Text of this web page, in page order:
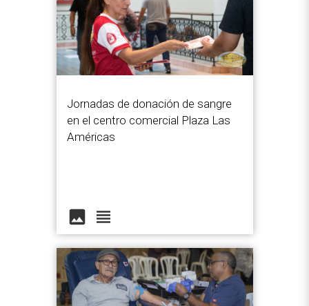
Jornadas de donación de sangre
en el centro comercial Plaza Las
Américas
image view_headline